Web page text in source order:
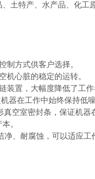
土特产、水产品、化工
制方式供客户选择。
机心脏的稳定的运转。
装置，大幅度降低了工
器在工作中始终保持低
空室密封条，保证机
。
、耐腐蚀，可以适应工